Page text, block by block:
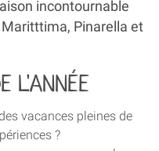
incontournable
Pinarella et
L'ANNÉE
vacances pleines de
?